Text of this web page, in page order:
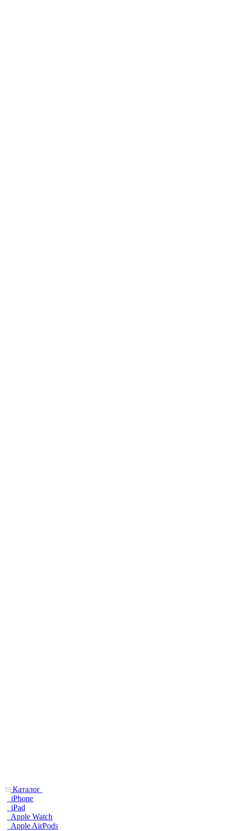
Каталог
iPhone
iPad
Apple Watch
Apple AirPods